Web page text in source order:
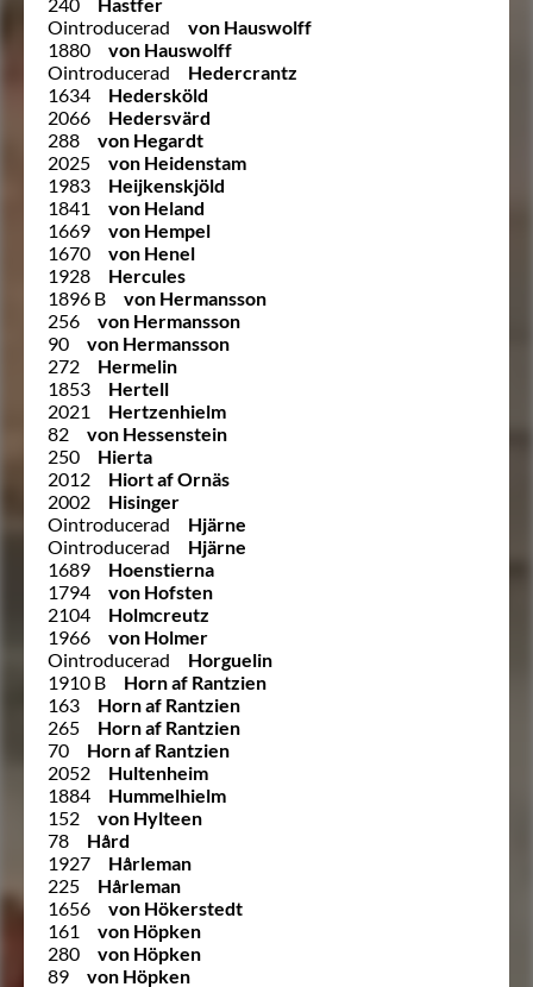
Ointroducerad
von Hauswolff
1880
von Hauswolff
Ointroducerad
Hedercrantz
1634
Hedersköld
2066
Hedersvärd
288
von Hegardt
2025
von Heidenstam
1983
Heijkenskjöld
1841
von Heland
1669
von Hempel
1670
von Henel
1928
Hercules
1896 B
von Hermansson
256
von Hermansson
90
von Hermansson
272
Hermelin
1853
Hertell
2021
Hertzenhielm
82
von Hessenstein
250
Hierta
2012
Hiort af Ornäs
2002
Hisinger
Ointroducerad
Hjärne
Ointroducerad
Hjärne
1689
Hoenstierna
1794
von Hofsten
2104
Holmcreutz
1966
von Holmer
Ointroducerad
Horguelin
1910 B
Horn af Rantzien
163
Horn af Rantzien
265
Horn af Rantzien
70
Horn af Rantzien
2052
Hultenheim
1884
Hummelhielm
152
von Hylteen
78
Hård
1927
Hårleman
225
Hårleman
1656
von Hökerstedt
161
von Höpken
280
von Höpken
89
von Höpken